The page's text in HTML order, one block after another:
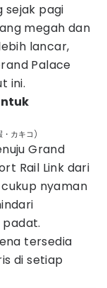
sejak pagi
megah dan
lancar,
Palace
ini.
カキコ)
Grand
Rail Link dari
nyaman
tersedia
di setiap